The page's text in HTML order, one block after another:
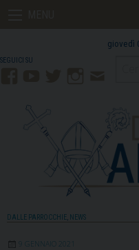
giovedì
Mail
DALLE PARROCCHIE, NEWS
9 GENNAIO 2021